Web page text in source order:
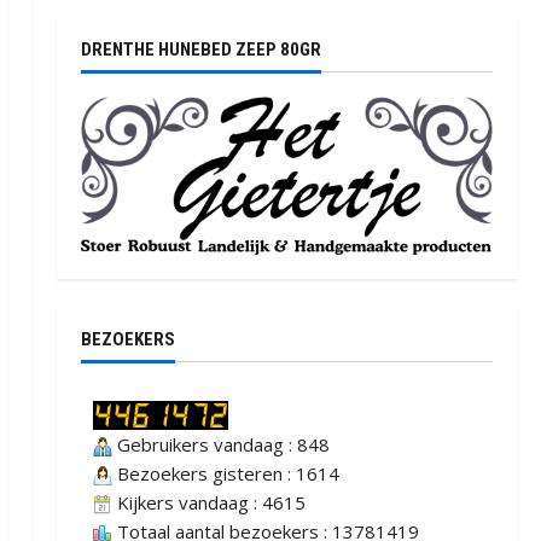
DRENTHE HUNEBED ZEEP 80GR
BEZOEKERS
Gebruikers vandaag : 848
Bezoekers gisteren : 1614
Kijkers vandaag : 4615
Totaal aantal bezoekers : 13781419